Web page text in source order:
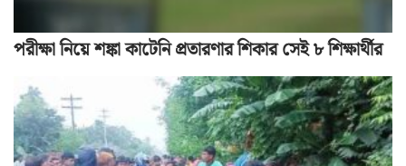
পরীক্ষা নিয়ে শঙ্কা কাটেনি প্রতারণার শিকার সেই ৮ শিক্ষার্থীর